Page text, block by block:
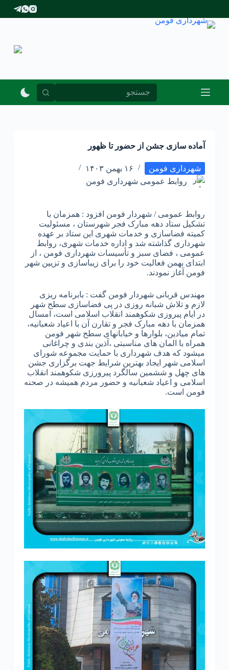
ر
ت
آماده سازی جشن از حضور تا ظهور
شهرداری فومن
۱۶ بهمن ۱۴۰۳
روابط عمومی شهرداری فومن
روابط عمومی / شهردار فومن افزود : همزمان با
تشکیل ستاد دهه مبارک فجر شهرستان ، مسئولیت
کمیته فضاسازی و خدمات شهری این ستاد بر عهده
شهرداری گذاشته شد و اداره خدمات شهری، روابط
عمومی ، فضای سبز و تأسیسات شهرداری فومن ، از
ابتدای بهمن فعالیت خود را برای زیباسازی و تزیین شهر
فومن آغاز نمودند.
مهندس قربانی شهردار فومن گفت : بابرنامه ریزی
لازم و تلاش شبانه روزی در پی فضاسازی سطح شهر
در ایام پیروزی شکوهمند انقلاب اسلامی است، امسال
همزمان با دهه مبارک فجر و تقارن آن با اعیاد شعبانیه،
تمام میادین، بلوارها و خیابانهای سطح شهر فومن
همراه با المان های مناسبتی ،آذین بندی و چراغانی
میشود که هدف شهرداری با حمایت مجموعه شورای
اسلامی شهر ایجاد بهترین شرایط جهت برگزاری جشن
های چهل و ششمین سالگرد پیرورزی شکوهمند انقلاب
اسلامی و اعیاد شعبانیه و حضور مردم همیشه در صحنه
فومن است.